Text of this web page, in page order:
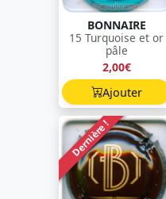
BONNAIRE
15 Turquoise et or
pâle
2,00€
Ajouter
Dernière !